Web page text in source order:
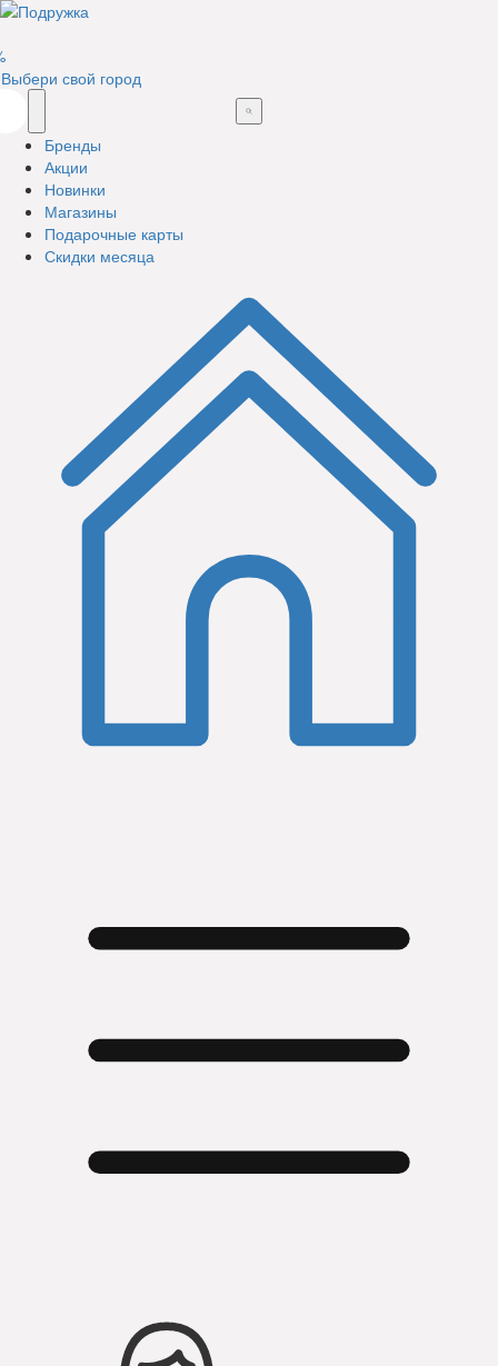
Выбери свой город
Бренды
Акции
Новинки
Магазины
Подарочные карты
Скидки месяца